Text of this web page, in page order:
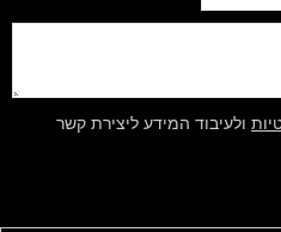
ולעיבוד המידע ליצירת קשר